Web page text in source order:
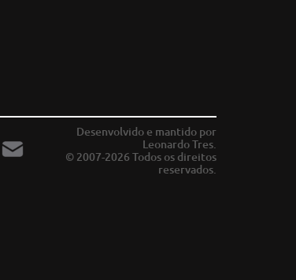
Desenvolvido e mantido por
Leonardo Tres.
© 2007-2026 Todos os direitos
reservados.